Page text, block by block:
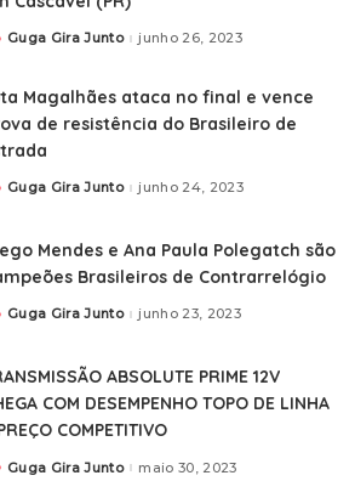
Guga Gira Junto junho 26, 2023
Magalhães ataca no final e vence
de resistência do Brasileiro de
Guga Gira Junto junho 24, 2023
Mendes e Ana Paula Polegatch são
Brasileiros de Contrarrelógio
Guga Gira Junto junho 23, 2023
ABSOLUTE PRIME 12V
COM DESEMPENHO TOPO DE LINHA
COMPETITIVO
Guga Gira Junto maio 30, 2023